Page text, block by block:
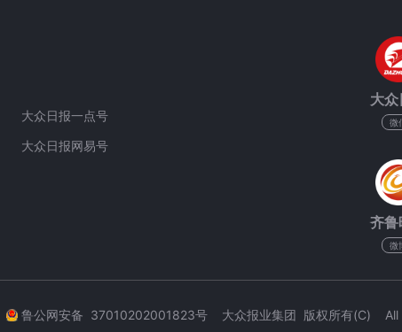
大众日报一点号
大众日报网易号
大
微
齐鲁
微
鲁公网安备 37010202001823号 大众报业集团 版权所有(C)